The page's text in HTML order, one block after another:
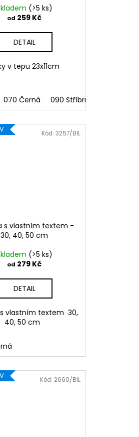
062 Zelená 022 Žlutá
032 Červená 041 Růžová
(>5 ks)
od 259 Kč
DETAIL
v tepu 23x11cm
070 Černá 090 Stříbrná
032 Červená
s vlastním textem -
30, 40, 50 cm
(>5 ks)
od 279 Kč
DETAIL
s vlastním textem 30,
40, 50 cm
Kód: 3257/BIL
Kód: 2660/BIL